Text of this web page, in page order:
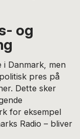
og
i Danmark, men
pres på
Dette sker
for eksempel
Radio – bliver